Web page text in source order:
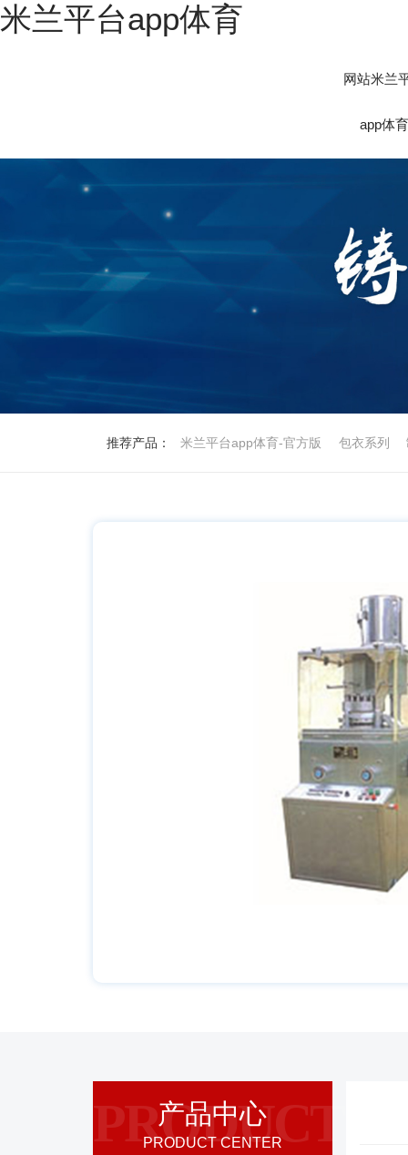
米兰平台app体育
网站米兰
app体育
推荐产品： 米兰平台app体育-官方版 包衣系列
产品中心
PRODUCT CENTER
PRODUCT